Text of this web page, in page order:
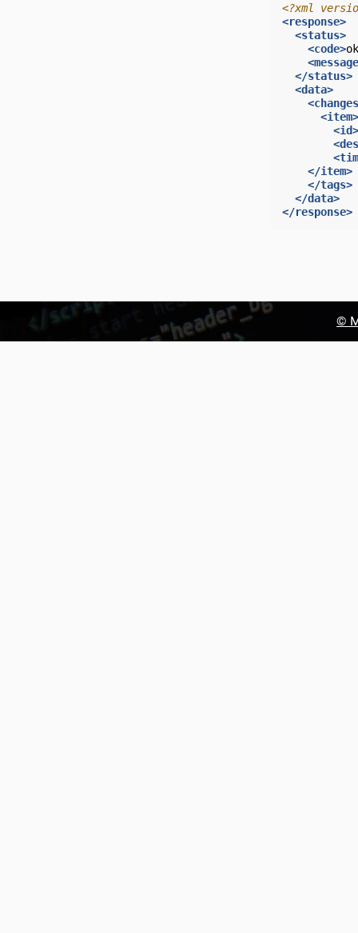
<?xml
<response>
<status>
<code>ok
</status>
<data>
<item>
<id>
</item>
</tags>
</data>
</response>
©